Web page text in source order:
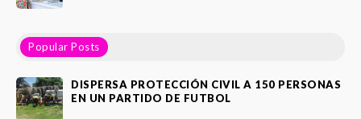
Popular Posts
DISPERSA PROTECCIÓN CIVIL A 150 PERSONAS
EN UN PARTIDO DE FUTBOL